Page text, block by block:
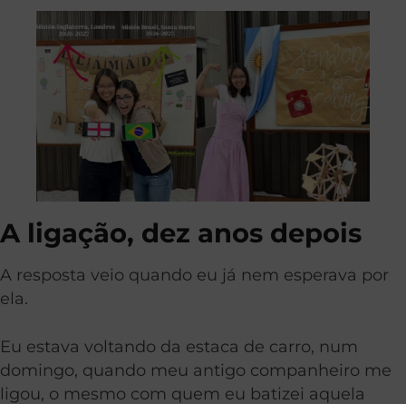
A ligação, dez anos depois
A resposta veio quando eu já nem esperava por
ela.
Eu estava voltando da estaca de carro, num
domingo, quando meu antigo companheiro me
ligou, o mesmo com quem eu batizei aquela